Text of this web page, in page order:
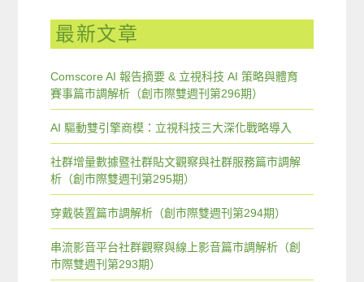
最新文章
Comscore AI 報告摘要 & 立視科技 AI 策略與體育
賽事篇市調解析（創市際雙週刊第296期）
AI 驅動雙引擎商模：立視科技三大深化戰略導入
社群增量數據暨社群貼文觀察與社群服務篇市調解
析（創市際雙週刊第295期）
穿戴裝置篇市調解析（創市際雙週刊第294期）
串流影音平台社群觀察與線上影音篇市調解析（創
市際雙週刊第293期）